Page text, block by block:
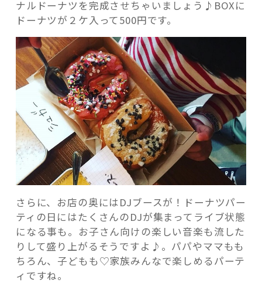
ナルドーナツを完成させちゃいましょう♪BOXに
ドーナツが２ケ入って500円です。
さらに、お店の奥にはDJブースが！ドーナツパー
ティの日にはたくさんのDJが集まってライブ状態
になる事も。お子さん向けの楽しい音楽も流した
りして盛り上がるそうですよ♪。パパやママもも
ちろん、子どもも♡家族みんなで楽しめるパーテ
ィですね。